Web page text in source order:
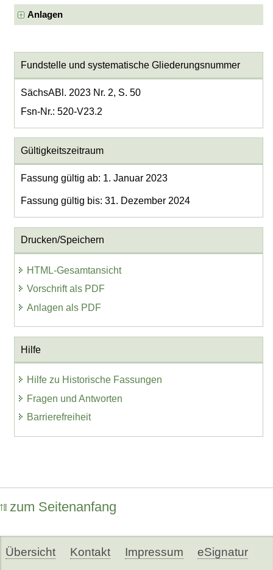
Anlagen
Fundstelle und systematische Gliederungsnummer
SächsABl. 2023 Nr. 2, S. 50
Fsn-Nr.: 520-V23.2
Gültigkeitszeitraum
Fassung gültig ab: 1. Januar 2023
Fassung gültig bis: 31. Dezember 2024
Drucken/Speichern
HTML-Gesamtansicht
Vorschrift als PDF
Anlagen als PDF
Hilfe
Hilfe zu Historische Fassungen
Fragen und Antworten
Barrierefreiheit
zum Seitenanfang
Übersicht Kontakt Impressum eSignatur